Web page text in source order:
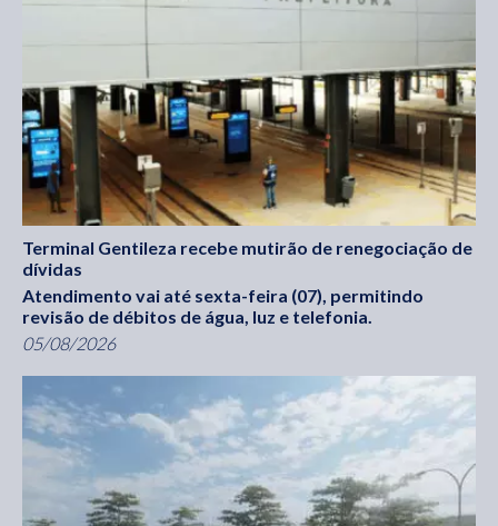
Terminal Gentileza recebe mutirão de renegociação de
dívidas
Atendimento vai até sexta-feira (07), permitindo
revisão de débitos de água, luz e telefonia.
05/08/2026